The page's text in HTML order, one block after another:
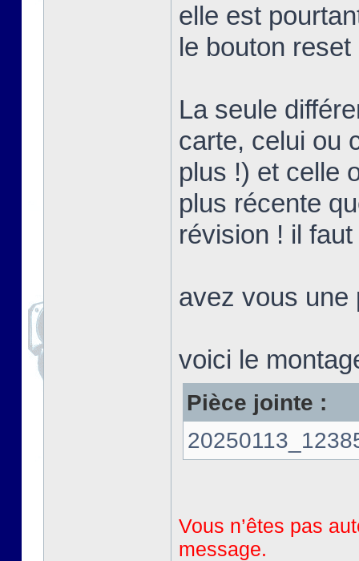
elle est
le bouton
La seule
carte, celui ou
plus !) et celle
plus récente
révision ! il
avez vous une
voici le
Pièce jointe :
Vous n’êtes pas
message.